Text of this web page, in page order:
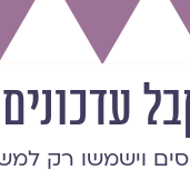
וישמשו רק